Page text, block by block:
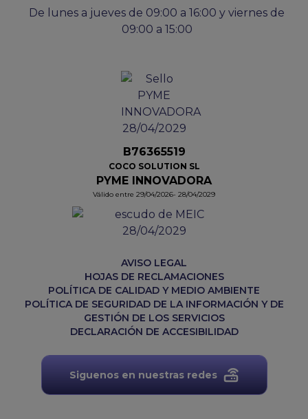
De lunes a jueves de 09:00 a 16:00 y viernes de
09:00 a 15:00
B76365519
COCO SOLUTION SL
PYME INNOVADORA
Válido entre 29/04/2026- 28/04/2029
AVISO LEGAL
HOJAS DE RECLAMACIONES
POLÍTICA DE CALIDAD Y MEDIO AMBIENTE
POLÍTICA DE SEGURIDAD DE LA INFORMACIÓN Y DE
GESTIÓN DE LOS SERVICIOS
DECLARACIÓN DE ACCESIBILIDAD
Siguenos en nuestras redes